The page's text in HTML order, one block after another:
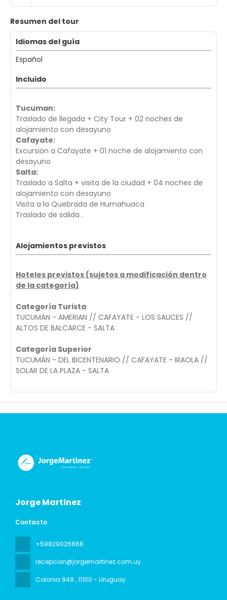
Resumen del tour
Idiomas del guía
Español
Incluido
Tucuman:
Traslado de llegada + City Tour + 02 noches de
alojamiento con desayuno
Cafayate:
Excursión a Cafayate + 01 noche de alojamiento con
desayuno
Salta:
Traslado a Salta + visita de la ciudad + 04 noches de
alojamiento con desayuno
Visita a la Quebrada de Humahuaca
Traslado de salida .
Alojamientos previstos
Hoteles previstos (sujetos a modificación dentro
de la categoría)
Categoría Turista
TUCUMÁN - AMERIAN // CAFAYATE - LOS SAUCES //
ALTOS DE BALCARCE - SALTA
Categoría Superior
TUCUMÁN - DEL BICENTENARIO // CAFAYATE - IRAOLA //
SOLAR DE LA PLAZA - SALTA
Jorge Martinez
Contacto
+59829026868
recepcion@jorgemartinez.com.uy
Colonia 949 , 11100 - Uruguay